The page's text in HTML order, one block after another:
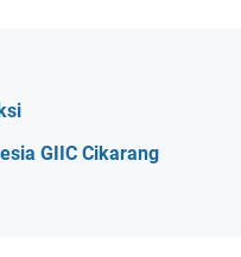
GIIC Cikarang